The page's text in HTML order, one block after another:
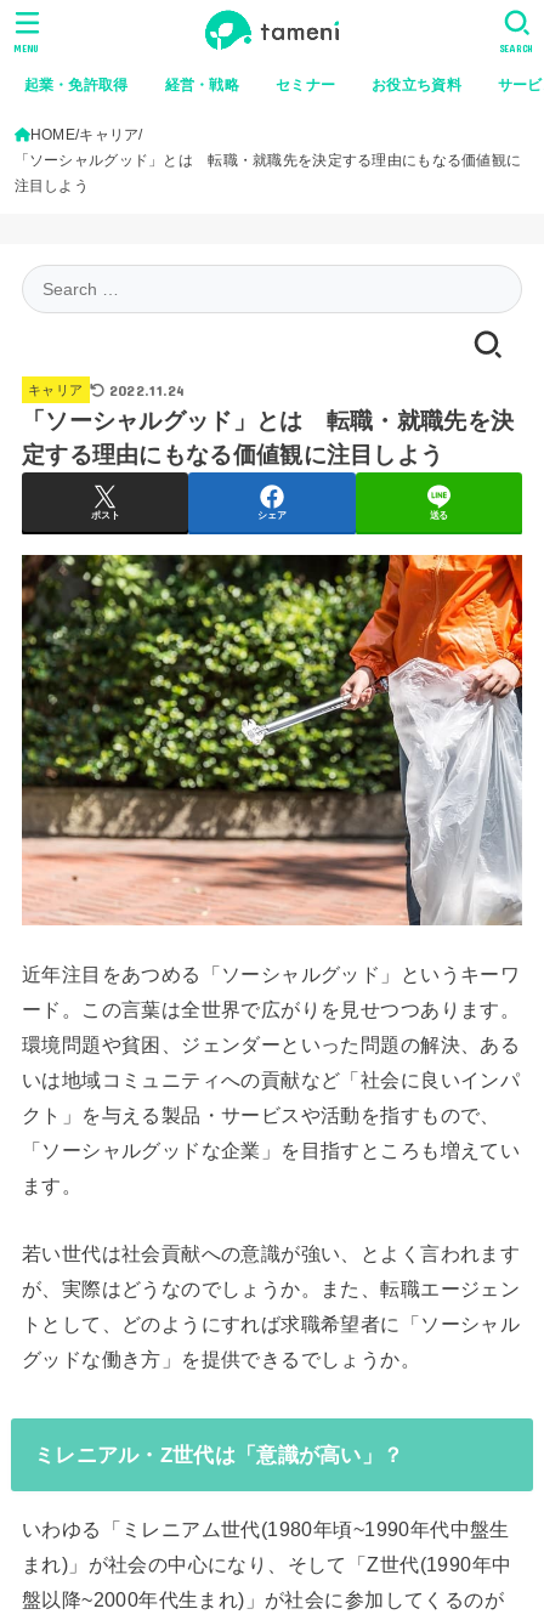
起業・免許取得 経営・戦略 セミナー お役立ち資料 サー
SEARCH
MENU
HOME キャリア
「ソーシャルグッド」とは 転職・就職先を決定する理由にもなる価値観に
注目しよう
for:
キャリア 2022.11.24
「ソーシャルグッド」とは 転職・就職先を決
定する理由にもなる価値観に注目しよう
ポスト シェア 送る
近年注目をあつめる「ソーシャルグッド」というキーワ
ード。この言葉は全世界で広がりを見せつつあります。
環境問題や貧困、ジェンダーといった問題の解決、ある
いは地域コミュニティへの貢献など「社会に良いインパ
クト」を与える製品・サービスや活動を指すもので、
「ソーシャルグッドな企業」を目指すところも増えてい
ます。
若い世代は社会貢献への意識が強い、とよく言われます
が、実際はどうなのでしょうか。また、転職エージェン
トとして、どのようにすれば求職希望者に「ソーシャル
グッドな働き方」を提供できるでしょうか。
ミレニアル・Z世代は「意識が高い」？
いわゆる「ミレニアム世代(1980年頃~1990年代中盤生
まれ)」が社会の中心になり、そして「Z世代(1990年中
盤以降~2000年代生まれ)」が社会に参加してくるのが